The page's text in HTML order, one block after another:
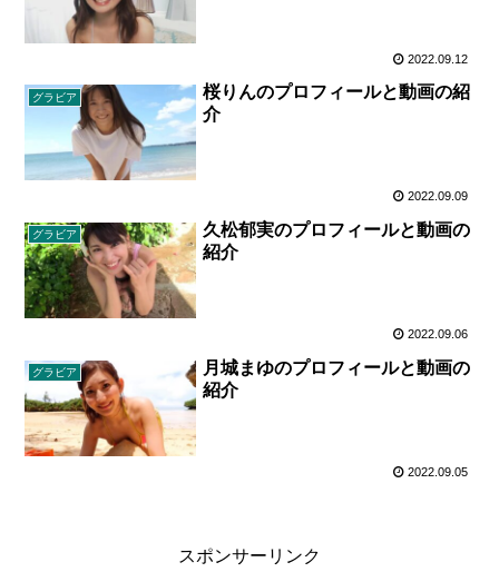
2022.09.12
グラビア
桜りんのプロフィールと動画の紹
介
2022.09.09
グラビア
久松郁実のプロフィールと動画の
紹介
2022.09.06
グラビア
月城まゆのプロフィールと動画の
紹介
2022.09.05
スポンサーリンク